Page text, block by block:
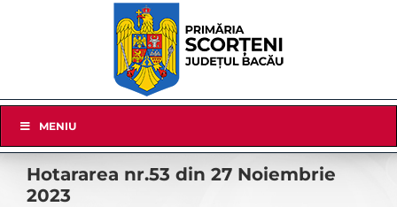
Navigation
MENIU
Hotararea nr.53 din 27 Noiembrie
2023